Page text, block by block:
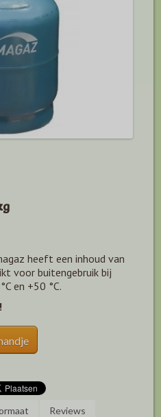
heeft een inhoud van
voor buitengebruik bij
en +50 °C.
Reviews